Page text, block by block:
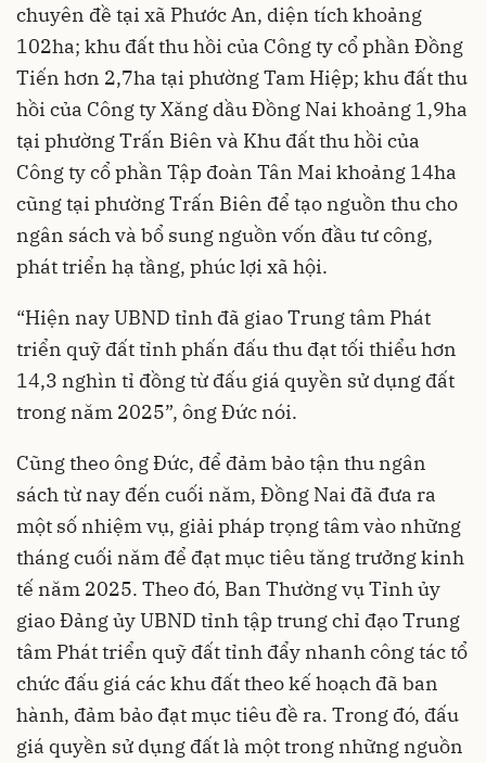
chuyên đề tại xã Phước An, diện tích khoảng
102ha; khu đất thu hồi của Công ty cổ phần Đồng
Tiến hơn 2,7ha tại phường Tam Hiệp; khu đất thu
hồi của Công ty Xăng dầu Đồng Nai khoảng 1,9ha
tại phường Trấn Biên và Khu đất thu hồi của
Công ty cổ phần Tập đoàn Tân Mai khoảng 14ha
cũng tại phường Trấn Biên để tạo nguồn thu cho
ngân sách và bổ sung nguồn vốn đầu tư công,
phát triển hạ tầng, phúc lợi xã hội.
“Hiện nay UBND tỉnh đã giao Trung tâm Phát
triển quỹ đất tỉnh phấn đấu thu đạt tối thiểu hơn
14,3 nghìn tỉ đồng từ đấu giá quyền sử dụng đất
trong năm 2025”, ông Đức nói.
Cũng theo ông Đức, để đảm bảo tận thu ngân
sách từ nay đến cuối năm, Đồng Nai đã đưa ra
một số nhiệm vụ, giải pháp trọng tâm vào những
tháng cuối năm để đạt mục tiêu tăng trưởng kinh
tế năm 2025. Theo đó, Ban Thường vụ Tỉnh ủy
giao Đảng ủy UBND tỉnh tập trung chỉ đạo Trung
tâm Phát triển quỹ đất tỉnh đẩy nhanh công tác tổ
chức đấu giá các khu đất theo kế hoạch đã ban
hành, đảm bảo đạt mục tiêu đề ra. Trong đó, đấu
giá quyền sử dụng đất là một trong những nguồn